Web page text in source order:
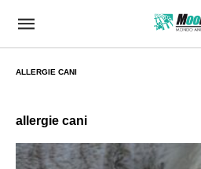
ALLERGIE CANI
allergie cani